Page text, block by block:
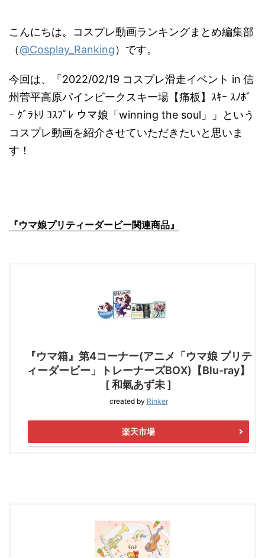
こんにちは。コスプレ動画ランキングまとめ編集部
（@Cosplay_Ranking）です。
今回は、「2022/02/19 コスプレ滑走イベント in 信
州菅平高原パインビークスキー場【痛板】ｽｷｰ ｽﾉﾎﾞ
ｰ ｸﾞﾗﾄﾘ ｺｽﾌﾟﾚ ウマ娘「winning the soul」」という
コスプレ動画を紹介させていただきたいと思いま
す！
『ウマ娘プリティーダービー関連商品』
『ウマ箱』第4コーナー(アニメ「ウマ娘 プリテ
ィーダービー」トレーナーズBOX)【Blu-ray】
[ 和氣あず未 ]
created by Rinker
楽天市場